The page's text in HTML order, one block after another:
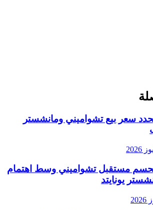
سعر بيع تشواميني ومانشستر
مستقبل تشواميني وسط اهتمام
يونايتد